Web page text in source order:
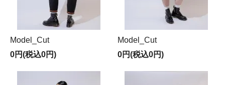
Model_Cut
0円(税込0円)
Model_Cut
0円(税込0円)